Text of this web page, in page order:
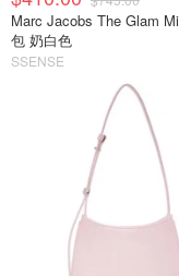
Marc Jacobs The Glam Mirror 单肩
包 奶白色
SSENSE